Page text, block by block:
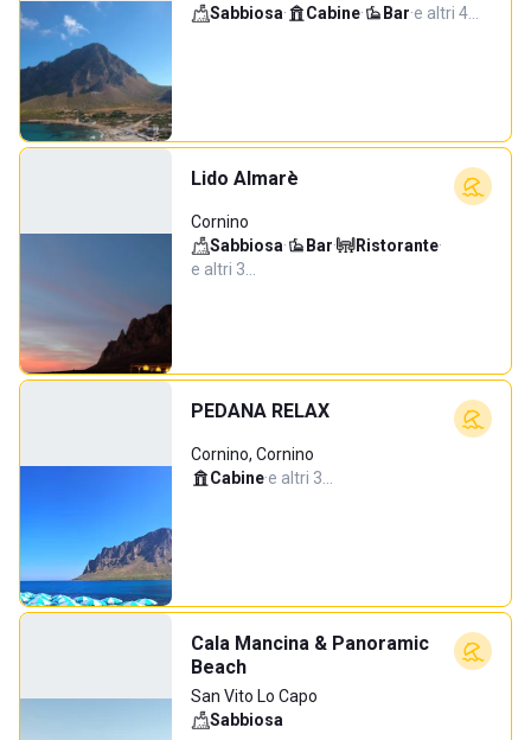
Sabbiosa· Cabine· Bar·e altri 4…
Lido Almarè
Cornino
Sabbiosa· Bar· Ristorante·
e altri 3…
PEDANA RELAX
Cornino, Cornino
Cabine·e altri 3…
Cala Mancina & Panoramic
Beach
San Vito Lo Capo
Sabbiosa